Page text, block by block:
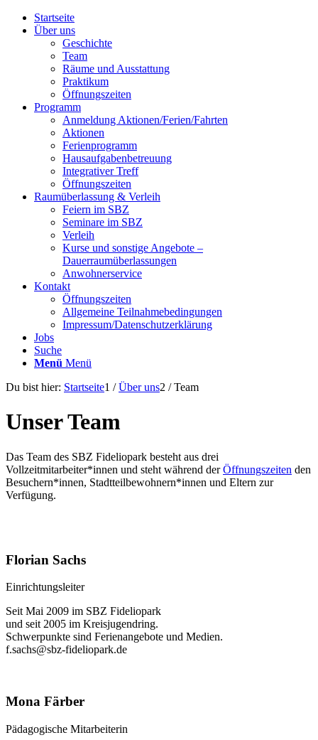
Startseite
Über uns
Geschichte
Team
Räume und Ausstattung
Praktikum
Öffnungszeiten
Programm
Anmeldung Aktionen/Ferien/Fahrten
Aktionen
Ferienprogramm
Hausaufgabenbetreuung
Integrativer Treff
Öffnungszeiten
Raumüberlassung & Verleih
Feiern im SBZ
Seminare im SBZ
Verleih
Kurse und sonstige Angebote –
Dauerraumüberlassungen
Anwohnerservice
Kontakt
Öffnungszeiten
Allgemeine Teilnahmebedingungen
Impressum/Datenschutzerklärung
Jobs
Suche
Menü Menü
Du bist hier: Startseite1 / Über uns2 / Team
Unser Team
Das Team des SBZ Fideliopark besteht aus drei
Vollzeitmitarbeiter*innen und steht während derÖffnungszeiten den
Besuchern*innen, Stadtteilbewohnern*innen und Eltern zur
Verfügung.
Florian Sachs
Einrichtungsleiter
Seit Mai 2009 im SBZ Fideliopark
und seit 2005 im Kreisjugendring.
Schwerpunkte sind Ferienangebote und Medien.
f.sachs@sbz-fideliopark.de
Mona Färber
Pädagogische Mitarbeiterin